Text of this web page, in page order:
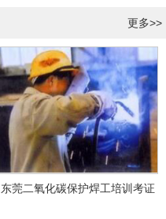
更多>>
东莞二氧化碳保护焊工培训考证